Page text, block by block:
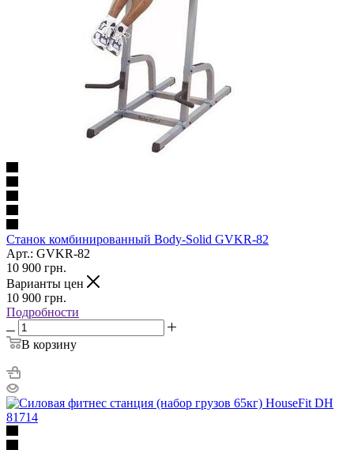
Станок комбинированный Body-Solid GVKR-82
Арт.: GVKR-82
10 900 грн.
Варианты цен
10 900 грн.
Подробности
В корзину